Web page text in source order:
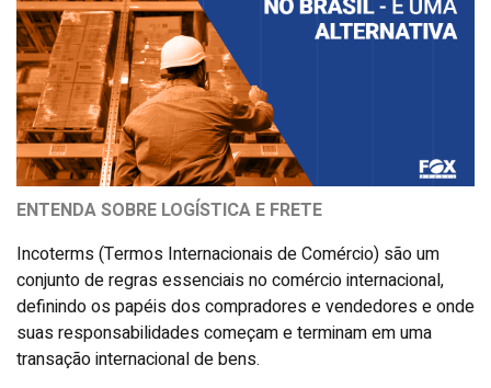
ENTENDA SOBRE LOGÍSTICA E FRETE
Incoterms (Termos Internacionais de Comércio) são um
conjunto de regras essenciais no comércio internacional,
definindo os papéis dos compradores e vendedores e onde
suas responsabilidades começam e terminam em uma
transação internacional de bens.